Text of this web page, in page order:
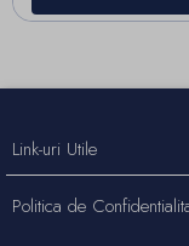
Link-uri Utile
Politica de